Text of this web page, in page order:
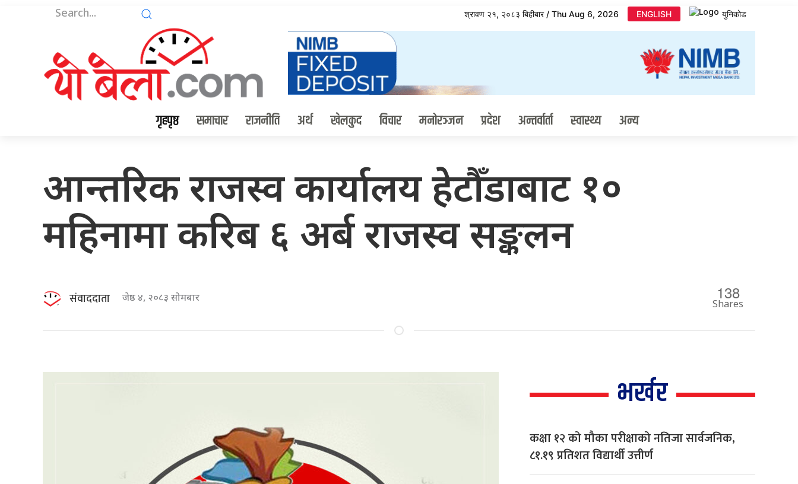
श्रावण २१, २०८३ बिहीबार / Thu Aug 6, 2026 ENGLISH युनिकोड
गृहपृष्ठ समाचार राजनीति अर्थ खेलकुद विचार मनोरञ्जन प्रदेश अन्तर्वार्ता स्वास्थ्य अन्य
आन्तरिक राजस्व कार्यालय हेटौँडाबाट १०
महिनामा करिब ६ अर्ब राजस्व सङ्कलन
संवाददाता जेष्ठ ४, २०८३ सोमबार 138
Shares
भर्खर
कक्षा १२ को मौका परीक्षाको नतिजा सार्वजनिक,
८१.१९ प्रतिशत विद्यार्थी उत्तीर्ण